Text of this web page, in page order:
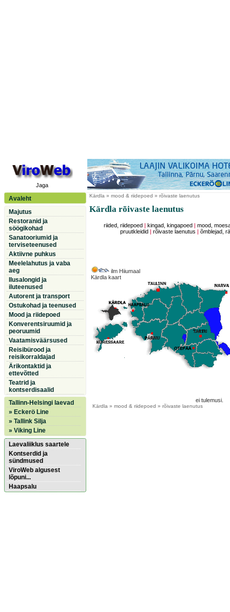
Jaga
Avaleht
Majutus
Restoranid ja
söögikohad
Sanatooriumid ja
terviseteenused
Aktiivne puhkus
Meelelahutus ja vaba
aeg
Ilusalongid ja
iluteenused
Autorent ja transport
Ostukohad ja teenused
Mood ja riidepoed
Konverentsiruumid ja
peoruumid
Vaatamisväärsused
Reisibürood ja
reisikorraldajad
Ärikontaktid ja
ettevõtted
Teatrid ja
kontserdisaalid
Tallinn-Helsingi laevad
» Eckerö Line
» Tallink Silja
» Viking Line
Laevaliiklus saartele
Kontserdid ja
sündmused
ViroWeb algusest
lõpuni...
Haapsalu
Kärdla » mood & riidepoed » rõivaste laenutus
Kärdla rõivaste laenutus
riided, riidepoed kingad, kingapoed |mood,
pruutkleidid
rõivaste laenutus õmblejad,
ilm Hiiumaal
Kärdla kaart
ei tulemusi.
Kärdla » mood & riidepoed » rõivaste laenutus